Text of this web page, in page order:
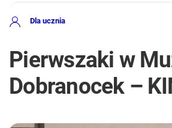
Dla ucznia
Pierwszaki w
Dobranocek –